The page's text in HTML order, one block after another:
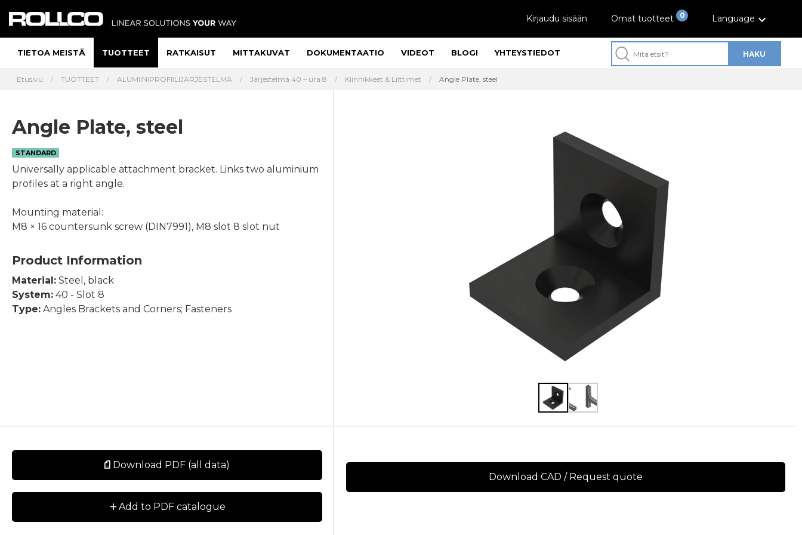
HAKU
Kirjaudu sisään 0
Omat tuotteet Language
TIETOA MEISTÄ TUOTTEET RATKAISUT MITTAKUVAT DOKUMENTAATIO VIDEOT BLOGI YHTEYSTIEDOT
Etusivu TUOTTEET ALUMIINIPROFIILIJÄRJESTELMÄ Järjestelmä 40 – ura 8 Kiinnikkeet & Liittimet Angle Plate, steel
Angle Plate, steel
STANDARD
Universally applicable attachment bracket. Links two aluminium
profiles at a right angle.
Mounting material:
M8 × 16 countersunk screw (DIN7991), M8 slot 8 slot nut
Product Information
Material: Steel, black
System: 40 - Slot 8
Type: Angles Brackets and Corners; Fasteners
Download PDF (all data)
+Add to PDF catalogue
Download CAD / Request quote